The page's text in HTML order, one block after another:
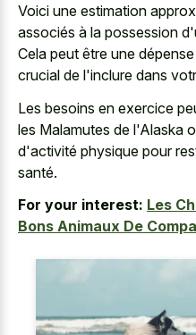
Voici une estimation
associés à la possession
Cela peut être une
crucial de l'inclure dans
Les besoins en exercice
les Malamutes de l'Alaska
d'activité physique pour
santé.
For your interest: Les
Bons Animaux De